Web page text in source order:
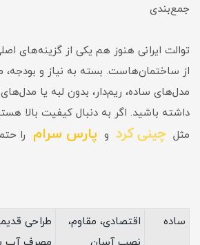
جمع‌بندی
توالت ایرانی هنوز هم یکی از گزینه‌های
از ساختمان‌هاست. بسته به نیاز و بودجه،
مدل‌های ساده، ریم‌دار، بدون لبه یا
داشته باشید. اگر به دنبال کیفیت بالا
مثل چینی کرد و پارس سرام را
ساده
اقتصادی، مقاوم،
طراحی